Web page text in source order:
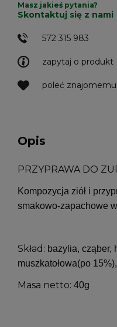
zapytaj o produkt
poleć znajomemu
Masz jakieś pytania?
Skontaktuj się z nami
572 315 983
Opis
PRZYPRAWA DO
Kompozycja ziół i
smakowo-zapachowe
Skład: bazylia, cząber,
muszkatołowa(po
Masa netto: 40g